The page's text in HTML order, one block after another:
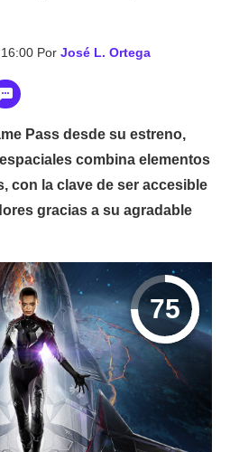
Por José L. Ortega
Pass desde su estreno,
combina elementos
con la clave de ser accesible
gracias a su agradable
75